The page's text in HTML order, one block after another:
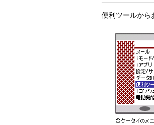
便利ツールから